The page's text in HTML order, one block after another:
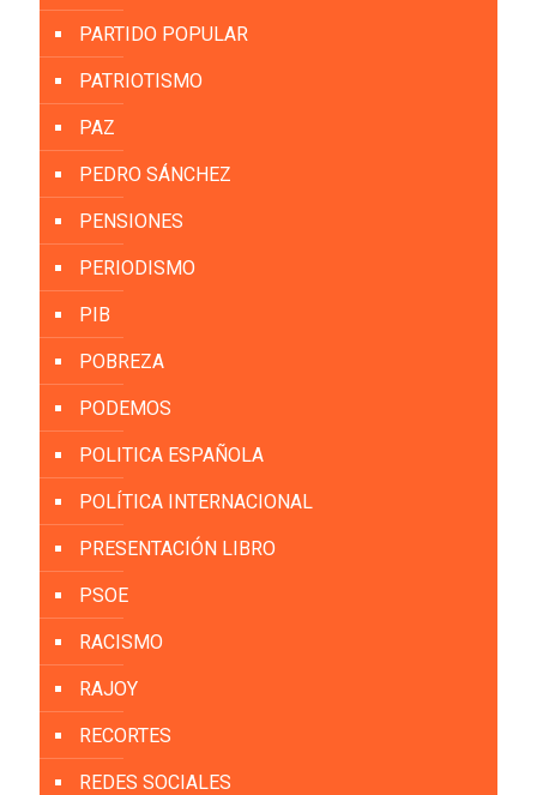
PARTIDO POPULAR
PATRIOTISMO
PAZ
PEDRO SÁNCHEZ
PENSIONES
PERIODISMO
PIB
POBREZA
PODEMOS
POLITICA ESPAÑOLA
POLÍTICA INTERNACIONAL
PRESENTACIÓN LIBRO
PSOE
RACISMO
RAJOY
RECORTES
REDES SOCIALES